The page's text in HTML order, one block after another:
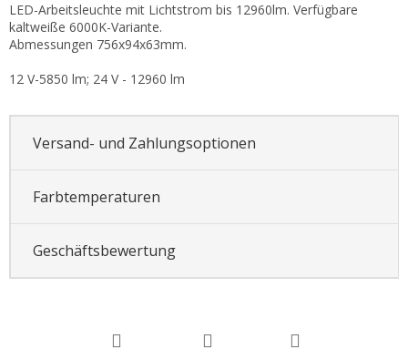
LED-Arbeitsleuchte mit Lichtstrom bis 12960lm. Verfügbare
kaltweiße 6000K-Variante.
Abmessungen 756x94x63mm.
12 V-5850 lm; 24 V - 12960 lm
Versand- und Zahlungsoptionen
Farbtemperaturen
Geschäftsbewertung